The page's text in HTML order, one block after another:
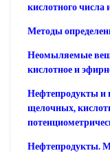
кислотного
Методы
Неомыляемые
кислотное и
Нефтепродукты и
щелочных,
Нефтепродукты.